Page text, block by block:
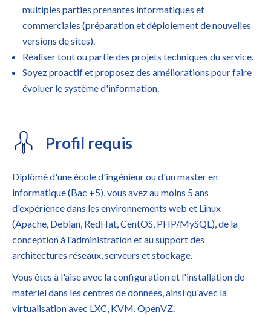
multiples parties prenantes informatiques et
commerciales (préparation et déploiement de nouvelles
versions de sites).
Réaliser tout ou partie des projets techniques du service.
Soyez proactif et proposez des améliorations pour faire
évoluer le système d'information.
Profil requis
Diplômé d'une école d'ingénieur ou d'un master en
informatique (Bac +5), vous avez au moins 5 ans
d'expérience dans les environnements web et Linux
(Apache, Debian, RedHat, CentOS, PHP/MySQL), de la
conception à l'administration et au support des
architectures réseaux, serveurs et stockage.
Vous êtes à l'aise avec la configuration et l'installation de
matériel dans les centres de données, ainsi qu'avec la
virtualisation avec LXC, KVM, OpenVZ.